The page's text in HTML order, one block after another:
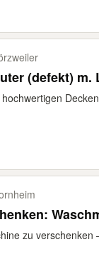
(defekt)
zu verschenken